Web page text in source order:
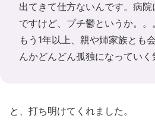
出てきて仕方ないんです。病
ですけど、プチ鬱というか。。
もう1年以上、親や姉家族とも
んかどんどん孤独になっていく
と、打ち明けてくれました。